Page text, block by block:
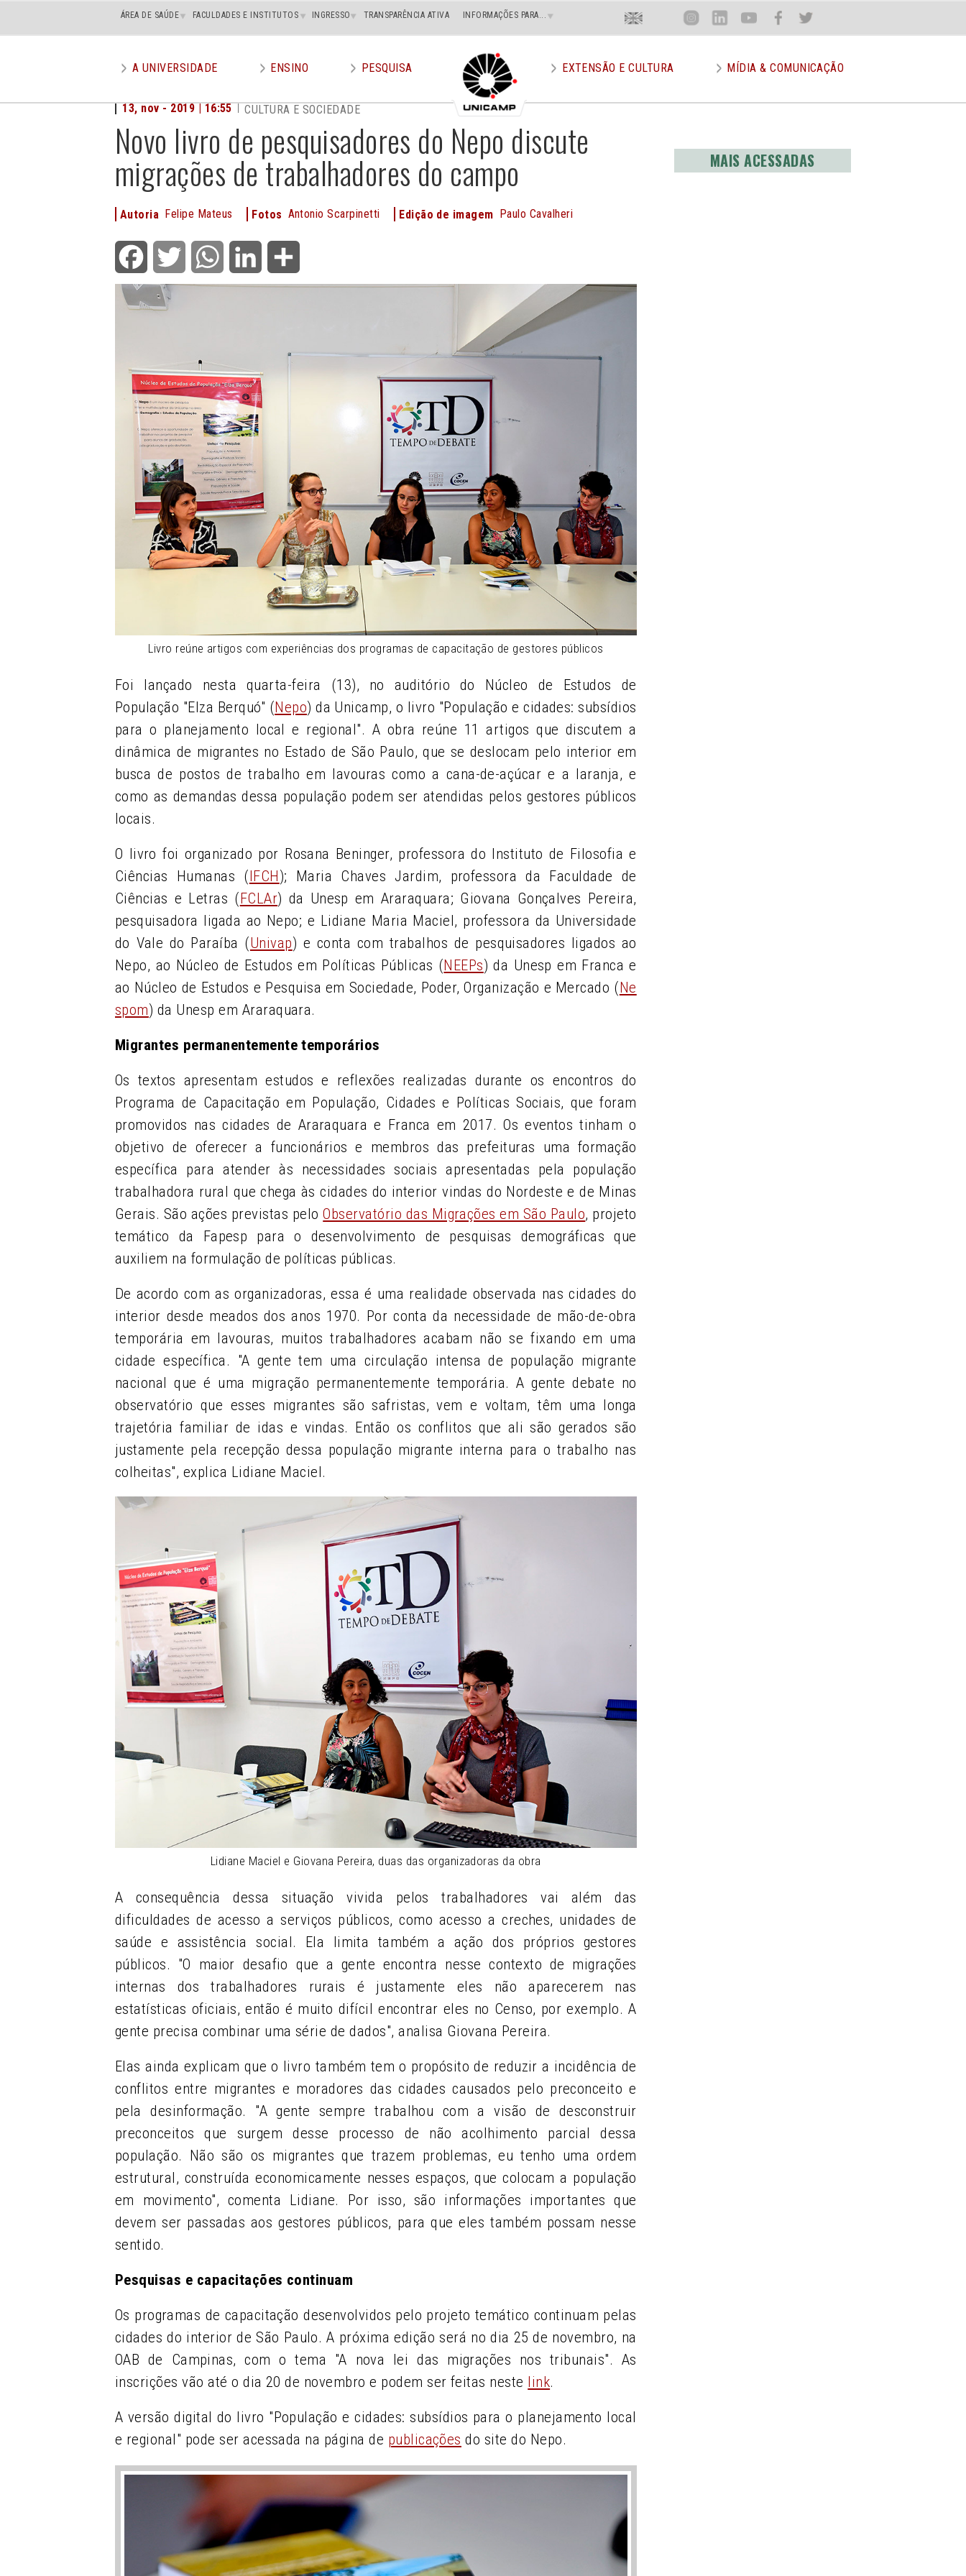
Main
superior
ÁREA DE SAÚDE FACULDADES E INSTITUTOS INGRESSO TRANSPARÊNCIA ATIVA INFORMAÇÕES PARA... Menu
Superior
Direito
En Inst Lin You Face Twit
menu
A UNIVERSIDADE ENSINO PESQUISA EXTENSÃO E CULTURA MÍDIA & COMUNICAÇÃO
Novo livro de pesquisadores do Nepo discute
migrações de trabalhadores do campo
13, nov - 2019 | 16:55 CULTURA E SOCIEDADE
Autoria Felipe Mateus Fotos Antonio Scarpinetti Edição de imagem Paulo Cavalheri
Facebook Twitter WhatsApp LinkedIn
Livro reúne artigos com experiências dos programas de capacitação de gestores públicos
Foi lançado nesta quarta-feira (13), no auditório do Núcleo de Estudos de
População "Elza Berquó" (Nepo) da Unicamp, o livro "População e cidades: subsídios
para o planejamento local e regional". A obra reúne 11 artigos que discutem a
dinâmica de migrantes no Estado de São Paulo, que se deslocam pelo interior em
busca de postos de trabalho em lavouras como a cana-de-açúcar e a laranja, e
como as demandas dessa população podem ser atendidas pelos gestores públicos
locais.
O livro foi organizado por Rosana Beninger, professora do Instituto de Filosofia e
Ciências Humanas (IFCH); Maria Chaves Jardim, professora da Faculdade de
Ciências e Letras (FCLAr) da Unesp em Araraquara; Giovana Gonçalves Pereira,
pesquisadora ligada ao Nepo; e Lidiane Maria Maciel, professora da Universidade
do Vale do Paraíba (Univap) e conta com trabalhos de pesquisadores ligados ao
Nepo, ao Núcleo de Estudos em Políticas Públicas (NEEPs) da Unesp em Franca e
ao Núcleo de Estudos e Pesquisa em Sociedade, Poder, Organização e Mercado (Ne
spom) da Unesp em Araraquara.
Migrantes permanentemente temporários
Os textos apresentam estudos e reflexões realizadas durante os encontros do
Programa de Capacitação em População, Cidades e Políticas Sociais, que foram
promovidos nas cidades de Araraquara e Franca em 2017. Os eventos tinham o
objetivo de oferecer a funcionários e membros das prefeituras uma formação
específica para atender às necessidades sociais apresentadas pela população
trabalhadora rural que chega às cidades do interior vindas do Nordeste e de Minas
Gerais. São ações previstas peloObservatório das Migrações em São Paulo, projeto
temático da Fapesp para o desenvolvimento de pesquisas demográficas que
auxiliem na formulação de políticas públicas.
De acordo com as organizadoras, essa é uma realidade observada nas cidades do
interior desde meados dos anos 1970. Por conta da necessidade de mão-de-obra
temporária em lavouras, muitos trabalhadores acabam não se fixando em uma
cidade específica. "A gente tem uma circulação intensa de população migrante
nacional que é uma migração permanentemente temporária. A gente debate no
observatório que esses migrantes são safristas, vem e voltam, têm uma longa
trajetória familiar de idas e vindas. Então os conflitos que ali são gerados são
justamente pela recepção dessa população migrante interna para o trabalho nas
colheitas", explica Lidiane Maciel.
Lidiane Maciel e Giovana Pereira, duas das organizadoras da obra
A consequência dessa situação vivida pelos trabalhadores vai além das
dificuldades de acesso a serviços públicos, como acesso a creches, unidades de
saúde e assistência social. Ela limita também a ação dos próprios gestores
públicos. "O maior desafio que a gente encontra nesse contexto de migrações
internas dos trabalhadores rurais é justamente eles não aparecerem nas
estatísticas oficiais, então é muito difícil encontrar eles no Censo, por exemplo. A
gente precisa combinar uma série de dados", analisa Giovana Pereira.
Elas ainda explicam que o livro também tem o propósito de reduzir a incidência de
conflitos entre migrantes e moradores das cidades causados pelo preconceito e
pela desinformação. "A gente sempre trabalhou com a visão de desconstruir
preconceitos que surgem desse processo de não acolhimento parcial dessa
população. Não são os migrantes que trazem problemas, eu tenho uma ordem
estrutural, construída economicamente nesses espaços, que colocam a população
em movimento", comenta Lidiane. Por isso, são informações importantes que
devem ser passadas aos gestores públicos, para que eles também possam nesse
sentido.
Pesquisas e capacitações continuam
Os programas de capacitação desenvolvidos pelo projeto temático continuam pelas
cidades do interior de São Paulo. A próxima edição será no dia 25 de novembro, na
OAB de Campinas, com o tema "A nova lei das migrações nos tribunais". As
inscrições vão até o dia 20 de novembro e podem ser feitas neste link.
A versão digital do livro "População e cidades: subsídios para o planejamento local
e regional" pode ser acessada na página de publicações do site do Nepo.
MAIS ACESSADAS